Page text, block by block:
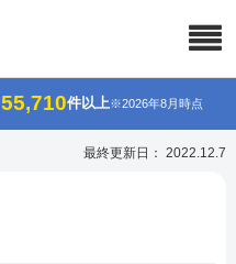
55,710件以上※2026年8月時点
最終更新日： 2022.12.7